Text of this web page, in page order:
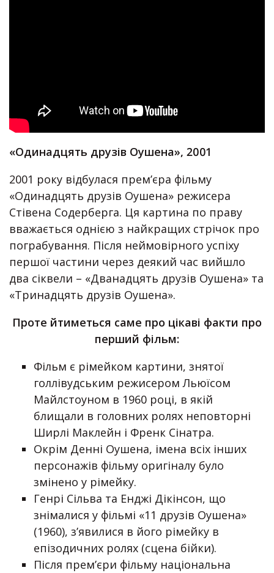
«Одинадцять друзів Оушена», 2001
2001 року відбулася прем’єра фільму
«Одинадцять друзів Оушена» режисера
Стівена Содерберга. Ця картина по праву
вважається однією з найкращих стрічок про
пограбування. Після неймовірного успіху
першої частини через деякий час вийшло
два сіквели – «Дванадцять друзів Оушена» та
«Тринадцять друзів Оушена».
Проте йтиметься саме про цікаві факти про
перший фільм:
Фільм є рімейком картини, знятої
голлівудським режисером Льюїсом
Майлстоуном в 1960 році, в якій
блищали в головних ролях неповторні
Ширлі Маклейн і Френк Сінатра.
Окрім Денні Оушена, імена всіх інших
персонажів фільму оригіналу було
змінено у рімейку.
Генрі Сільва та Енджі Дікінсон, що
знімалися у фільмі «11 друзів Оушена»
(1960), з’явилися в його рімейку в
епізодичних ролях (сцена бійки).
Після прем’єри фільму національна